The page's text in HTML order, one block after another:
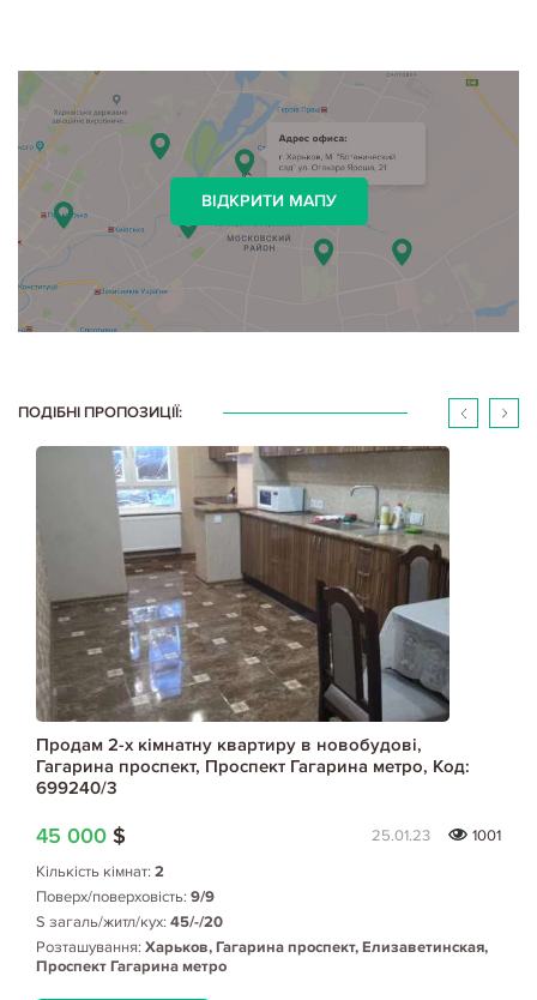
ВІДКРИТИ МАПУ
ПОДІБНІ ПРОПОЗИЦІЇ:
Продам 2-х кімнатну квартиру в новобудові,
Гагарина проспект, Проспект Гагарина метро, Код:
699240/3
45 000 $ 25.01.23
1001
Кількість кімнат: 2
Поверх/поверховість: 9/9
S загаль/житл/кух: 45/-/20
Розташування: Харьков, Гагарина проспект, Елизаветинская,
Проспект Гагарина метро